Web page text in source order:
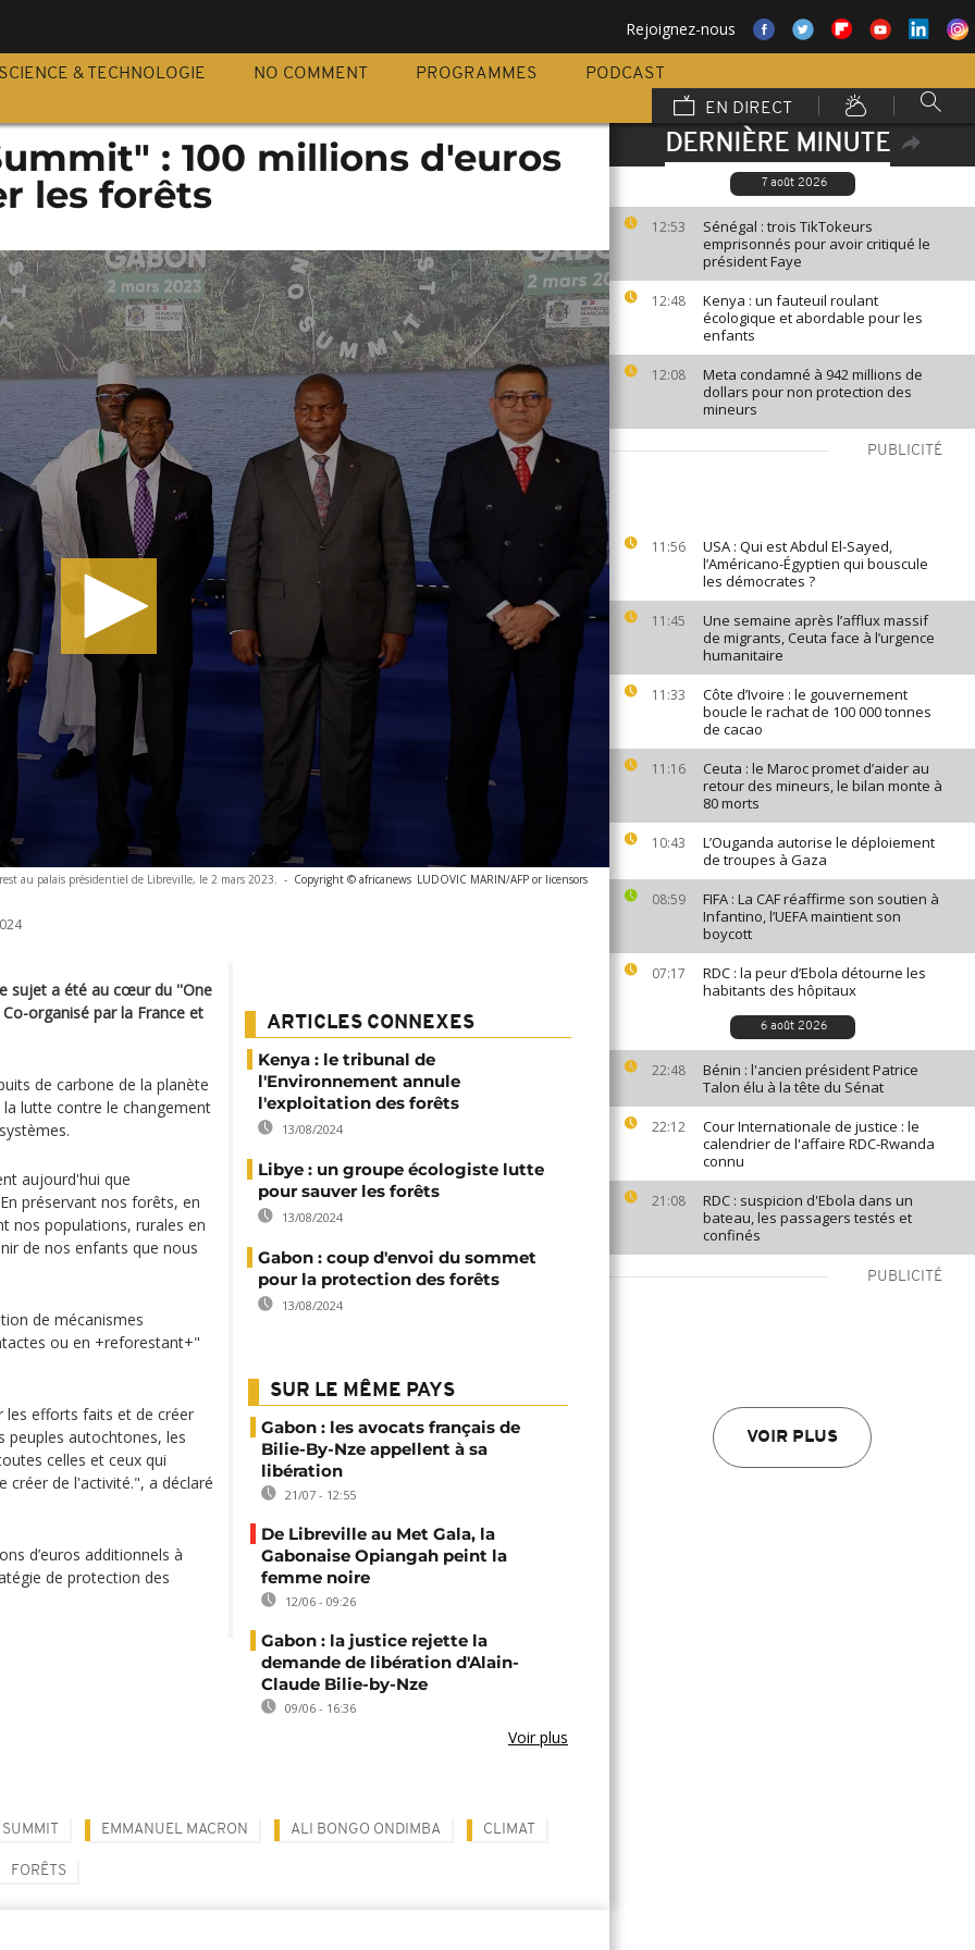
Rejoignez-nous
SCIENCE & TECHNOLOGIE NO COMMENT PROGRAMMES
PODCAST
EN DIRECT
DERNIÈRE MINUTE
7 août 2026
12:53
Sénégal : trois TikTokeurs
emprisonnés pour avoir critiqué le
président Faye
12:48
Kenya : un fauteuil roulant
écologique et abordable pour les
enfants
12:08
Meta condamné à 942 millions de
dollars pour non protection des
mineurs
PUBLICITÉ
11:56
USA : Qui est Abdul El-Sayed,
l’Américano-Égyptien qui bouscule
les démocrates ?
11:45
Une semaine après l’afflux massif
de migrants, Ceuta face à l’urgence
humanitaire
11:33
Côte d’Ivoire : le gouvernement
boucle le rachat de 100 000 tonnes
de cacao
11:16
Ceuta : le Maroc promet d’aider au
retour des mineurs, le bilan monte à
80 morts
10:43
L’Ouganda autorise le déploiement
de troupes à Gaza
08:59
FIFA : La CAF réaffirme son soutien à
Infantino, l’UEFA maintient son
boycott
07:17
RDC : la peur d’Ebola détourne les
habitants des hôpitaux
6 août 2026
22:48
Bénin : l'ancien président Patrice
Talon élu à la tête du Sénat
22:12
Cour Internationale de justice : le
calendrier de l'affaire RDC-Rwanda
connu
21:08
RDC : suspicion d'Ebola dans un
bateau, les passagers testés et
confinés
PUBLICITÉ
VOIR PLUS
: 100 millions d'euros
les forêts
au palais présidentiel de Libreville, le 2 mars 2023. - Copyright © africanews LUDOVIC MARIN/AFP or licensors
sujet a été au cœur du ''One
organisé par la France et
de carbone de la planète
la lutte contre le changement
aujourd'hui que
préservant nos forêts, en
nos populations, rurales en
de nos enfants que nous
de mécanismes
ou en +reforestant+"
les efforts faits et de créer
peuples autochtones, les
celles et ceux qui
créer de l'activité.", a déclaré
d’euros additionnels à
de protection des
ARTICLES CONNEXES
Kenya : le tribunal de
l'Environnement annule
l'exploitation des forêts
13/08/2024
Libye : un groupe écologiste lutte
pour sauver les forêts
13/08/2024
Gabon : coup d'envoi du sommet
pour la protection des forêts
13/08/2024
SUR LE MÊME PAYS
Gabon : les avocats français de
Bilie-By-Nze appellent à sa
libération
21/07 - 12:55
De Libreville au Met Gala, la
Gabonaise Opiangah peint la
femme noire
12/06 - 09:26
Gabon : la justice rejette la
demande de libération d'Alain-
Claude Bilie-by-Nze
09/06 - 16:36
Voir plus
EMMANUEL MACRON ALI BONGO ONDIMBA CLIMAT
FORÊTS